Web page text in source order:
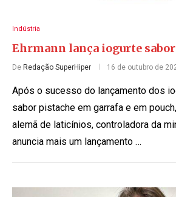
Indústria
Ehrmann lança iogurte
De Redação SuperHiper 16 de outubro de
Após o sucesso do lançamento dos
sabor pistache em garrafa e em
alemã de laticínios, controladora da
anuncia mais um lançamento …